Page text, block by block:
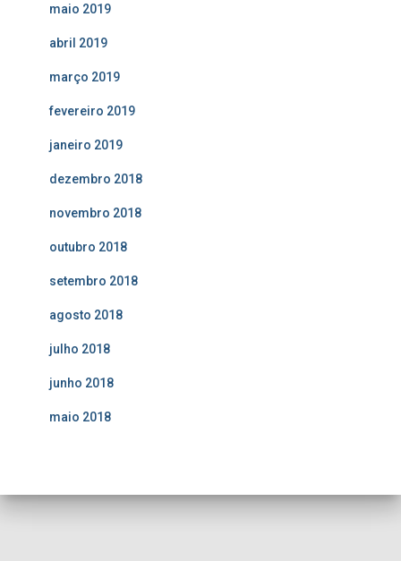
maio 2019
abril 2019
março 2019
fevereiro 2019
janeiro 2019
dezembro 2018
novembro 2018
outubro 2018
setembro 2018
agosto 2018
julho 2018
junho 2018
maio 2018